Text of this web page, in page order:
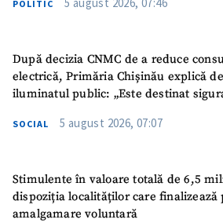
POLITIC
După decizia CNMC de a reduce
electrică, Primăria Chișinău explică
iluminatul public: „Este destinat
SOCIAL 5 august 2026, 07:07
Stimulente în valoare totală de 6,5
dispoziția localităților care finalizează
amalgamare voluntară